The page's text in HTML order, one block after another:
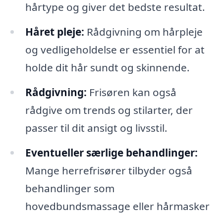
hårtype og giver det bedste resultat.
Håret pleje: Rådgivning om hårpleje
og vedligeholdelse er essentiel for at
holde dit hår sundt og skinnende.
Rådgivning: Frisøren kan også
rådgive om trends og stilarter, der
passer til dit ansigt og livsstil.
Eventueller særlige behandlinger:
Mange herrefrisører tilbyder også
behandlinger som
hovedbundsmassage eller hårmasker